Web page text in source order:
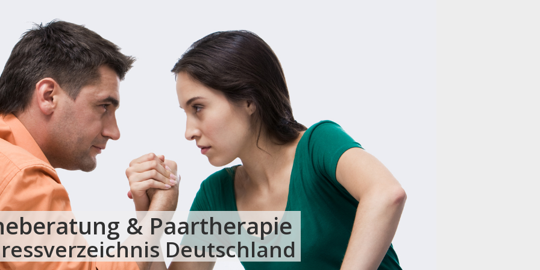
& Paartherapie
Deutschland